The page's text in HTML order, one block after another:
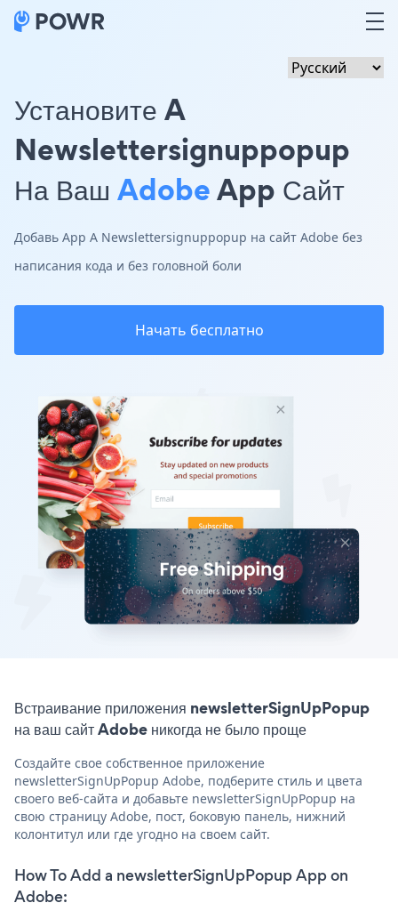
Установите A
Newslettersignuppopup
На Ваш AdobeApp Сайт
Добавь App A Newslettersignuppopup на сайт Adobe без
написания кода и без головной боли
Начать бесплатно
Встраивание приложения newsletterSignUpPopup
на ваш сайт Adobe никогда не было проще
Создайте свое собственное приложение
newsletterSignUpPopup Adobe, подберите стиль и цвета
своего веб-сайта и добавьте newsletterSignUpPopup на
свою страницу Adobe, пост, боковую панель, нижний
колонтитул или где угодно на своем сайт.
How To Add a newsletterSignUpPopup App on
Adobe: